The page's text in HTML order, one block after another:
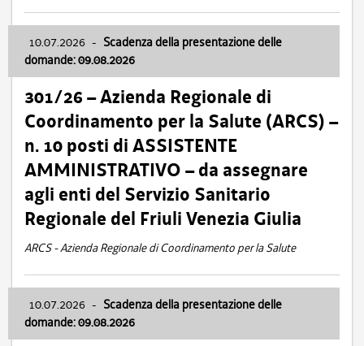
10.07.2026 - Scadenza della presentazione delle
domande: 09.08.2026
301/26 – Azienda Regionale di
Coordinamento per la Salute (ARCS) –
n. 10 posti di ASSISTENTE
AMMINISTRATIVO – da assegnare
agli enti del Servizio Sanitario
Regionale del Friuli Venezia Giulia
ARCS - Azienda Regionale di Coordinamento per la Salute
10.07.2026 - Scadenza della presentazione delle
domande: 09.08.2026